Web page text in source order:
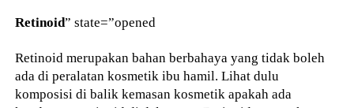
Retinoid” state=”opened
Retinoid merupakan bahan berbahaya yang tidak boleh
ada di peralatan kosmetik ibu hamil. Lihat dulu
komposisi di balik kemasan kosmetik apakah ada